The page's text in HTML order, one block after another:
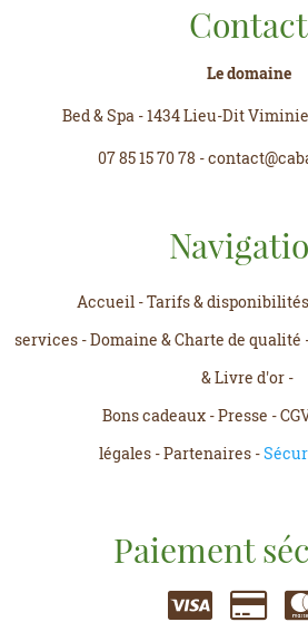
Contact
Le domaine
Bed & Spa -1434 Lieu-Dit
07 85 15 70 78 -
Accueil -Tarifs & disponibilités
services -Domaine & Charte de qualité
& Livre d'or-
Bons cadeaux -Presse -
légales-Partenaires-
Paiement